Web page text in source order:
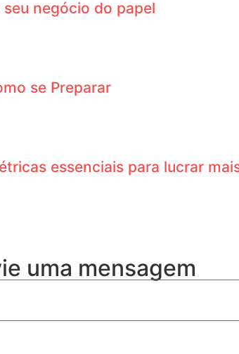
negócio do papel
se Preparar
essenciais para lucrar
uma mensagem